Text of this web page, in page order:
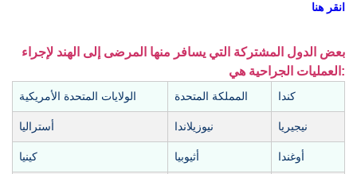
انقر هنا
بعض الدول المشتركة التي يسافر منها المرضى إلى الهند لإجراء
العمليات الجراحية هي:
الولايات المتحدة الأمريكية المملكة المتحدة كندا
أستراليا نيوزيلاندا نيجيريا
كينيا أثيوبيا أوغندا